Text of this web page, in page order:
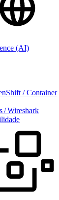
(AI)
/ Container
/ Wireshark